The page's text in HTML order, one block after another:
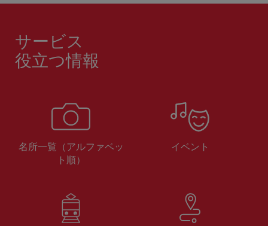
サービス
役立つ情報
名所一覧（アルファベッ
ト順）
イベント